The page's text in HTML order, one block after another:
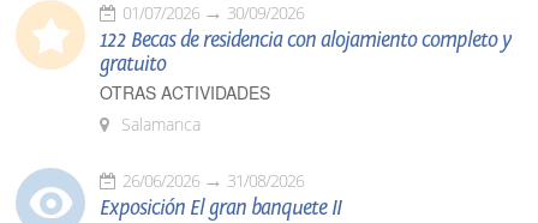
01/07/2026 30/09/2026
122 Becas de residencia con alojamiento completo y
gratuito
OTRAS ACTIVIDADES
Salamanca
26/06/2026 31/08/2026
Exposición El gran banquete II